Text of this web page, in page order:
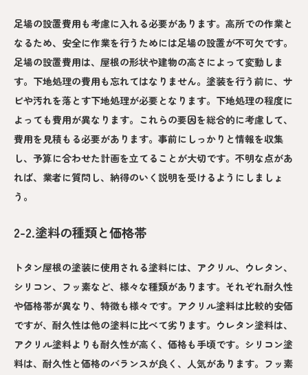
足場の設置費用も考慮に入れる必要があります。高所での作業と
なるため、安全に作業を行うためには足場の設置が不可欠です。
足場の設置費用は、屋根の形状や建物の高さによって変動しま
す。下地処理の費用も忘れてはなりません。塗装を行う前に、サ
ビや汚れを落とす下地処理が必要となります。下地処理の程度に
よっても費用が異なります。これらの要因を総合的に考慮して、
費用を見積もる必要があります。事前にしっかりと情報を収集
し、予算に合わせた計画を立てることが大切です。不明な点があ
れば、業者に質問し、納得のいく説明を受けるようにしましょ
う。
2-2.塗料の種類と価格帯
トタン屋根の塗装に使用される塗料には、アクリル、ウレタン、
シリコン、フッ素など、様々な種類があります。それぞれ耐久性
や価格帯が異なり、特徴も様々です。アクリル塗料は比較的安価
ですが、耐久性は他の塗料に比べて劣ります。ウレタン塗料は、
アクリル塗料よりも耐久性が高く、価格も手頃です。シリコン塗
料は、耐久性と価格のバランスが良く、人気があります。フッ素